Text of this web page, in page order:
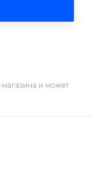
магазина и может